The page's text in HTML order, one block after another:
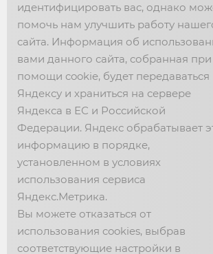
Фабрика: 📞 +7 (47467) 2-02-05
📱 +7 (910) 742-11-22
НОВОСТИ
События фабрики
Видео
График выставок
СМИ
О НАС
идентифицировать вас, однако
помочь нам улучшить работу
сайта. Информация об
вами данного сайта, собранная при
помощи cookie, будет передаваться
Яндексу и храниться на сервере
Яндекса в ЕС и Российской
Федерации. Яндекс обрабатывает
информацию в порядке,
установленном в условиях
использования сервиса
Яндекс.Метрика.
Вы можете отказаться от
использования cookies, выбрав
соответствующие настройки в